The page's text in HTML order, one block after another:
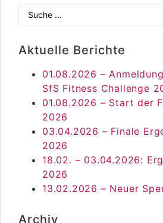
Aktuelle Berichte
01.08.2026 –
SfS Fitness Challenge
01.08.2026 – Start der
2026
03.04.2026 – Finale
2026
18.02. – 03.04.2026:
2026
13.02.2026 – Neuer
Archiv